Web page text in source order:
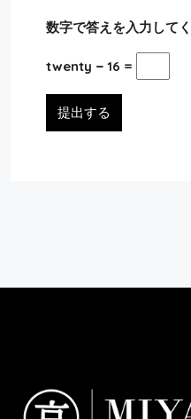
数字で答えを入力して
twenty − 16 =
提出する